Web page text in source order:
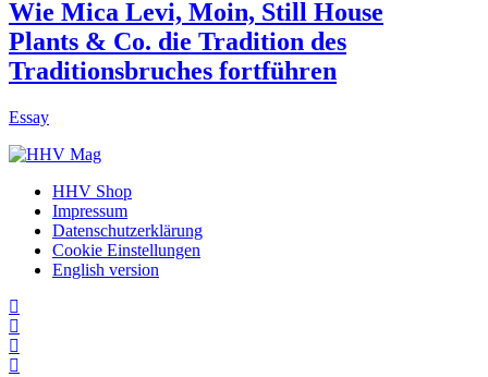
Wie Mica Levi, Moin, Still House
Plants & Co. die Tradition des
Traditionsbruches fortführen
Essay
HHV Shop
Impressum
Datenschutzerklärung
Cookie Einstellungen
English version